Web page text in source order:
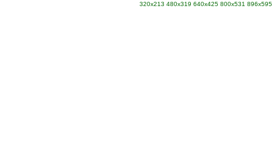
320x213 480x319 640x425 800x531 896x595